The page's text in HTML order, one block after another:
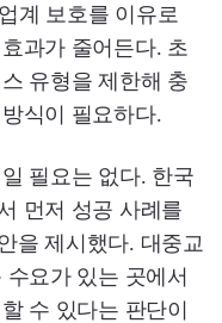
계 보호를 이유로
과가 줄어든다. 초
유형을 제한해 충
식이 필요하다.
필요는 없다. 한국
먼저 성공 사례를
을 제시했다. 대중교
요가 있는 곳에서
수 있다는 판단이